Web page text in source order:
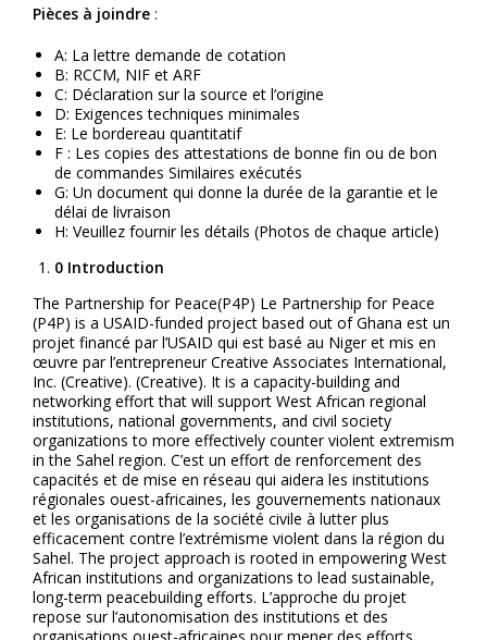
Pièces à joindre :
A: La lettre demande de cotation
B: RCCM, NIF et ARF
C: Déclaration sur la source et l’origine
D: Exigences techniques minimales
E: Le bordereau quantitatif
F : Les copies des attestations de bonne fin ou de bon
de commandes Similaires exécutés
G: Un document qui donne la durée de la garantie et le
délai de livraison
H: Veuillez fournir les détails (Photos de chaque article)
0 Introduction
The Partnership for Peace(P4P) Le Partnership for Peace
(P4P) is a USAID-funded project based out of Ghana est un
projet financé par l’USAID qui est basé au Niger et mis en
œuvre par l’entrepreneur Creative Associates International,
Inc. (Creative). (Creative). It is a capacity-building and
networking effort that will support West African regional
institutions, national governments, and civil society
organizations to more effectively counter violent extremism
in the Sahel region. C’est un effort de renforcement des
capacités et de mise en réseau qui aidera les institutions
régionales ouest-africaines, les gouvernements nationaux
et les organisations de la société civile à lutter plus
efficacement contre l’extrémisme violent dans la région du
Sahel. The project approach is rooted in empowering West
African institutions and organizations to lead sustainable,
long-term peacebuilding efforts. L’approche du projet
repose sur l’autonomisation des institutions et des